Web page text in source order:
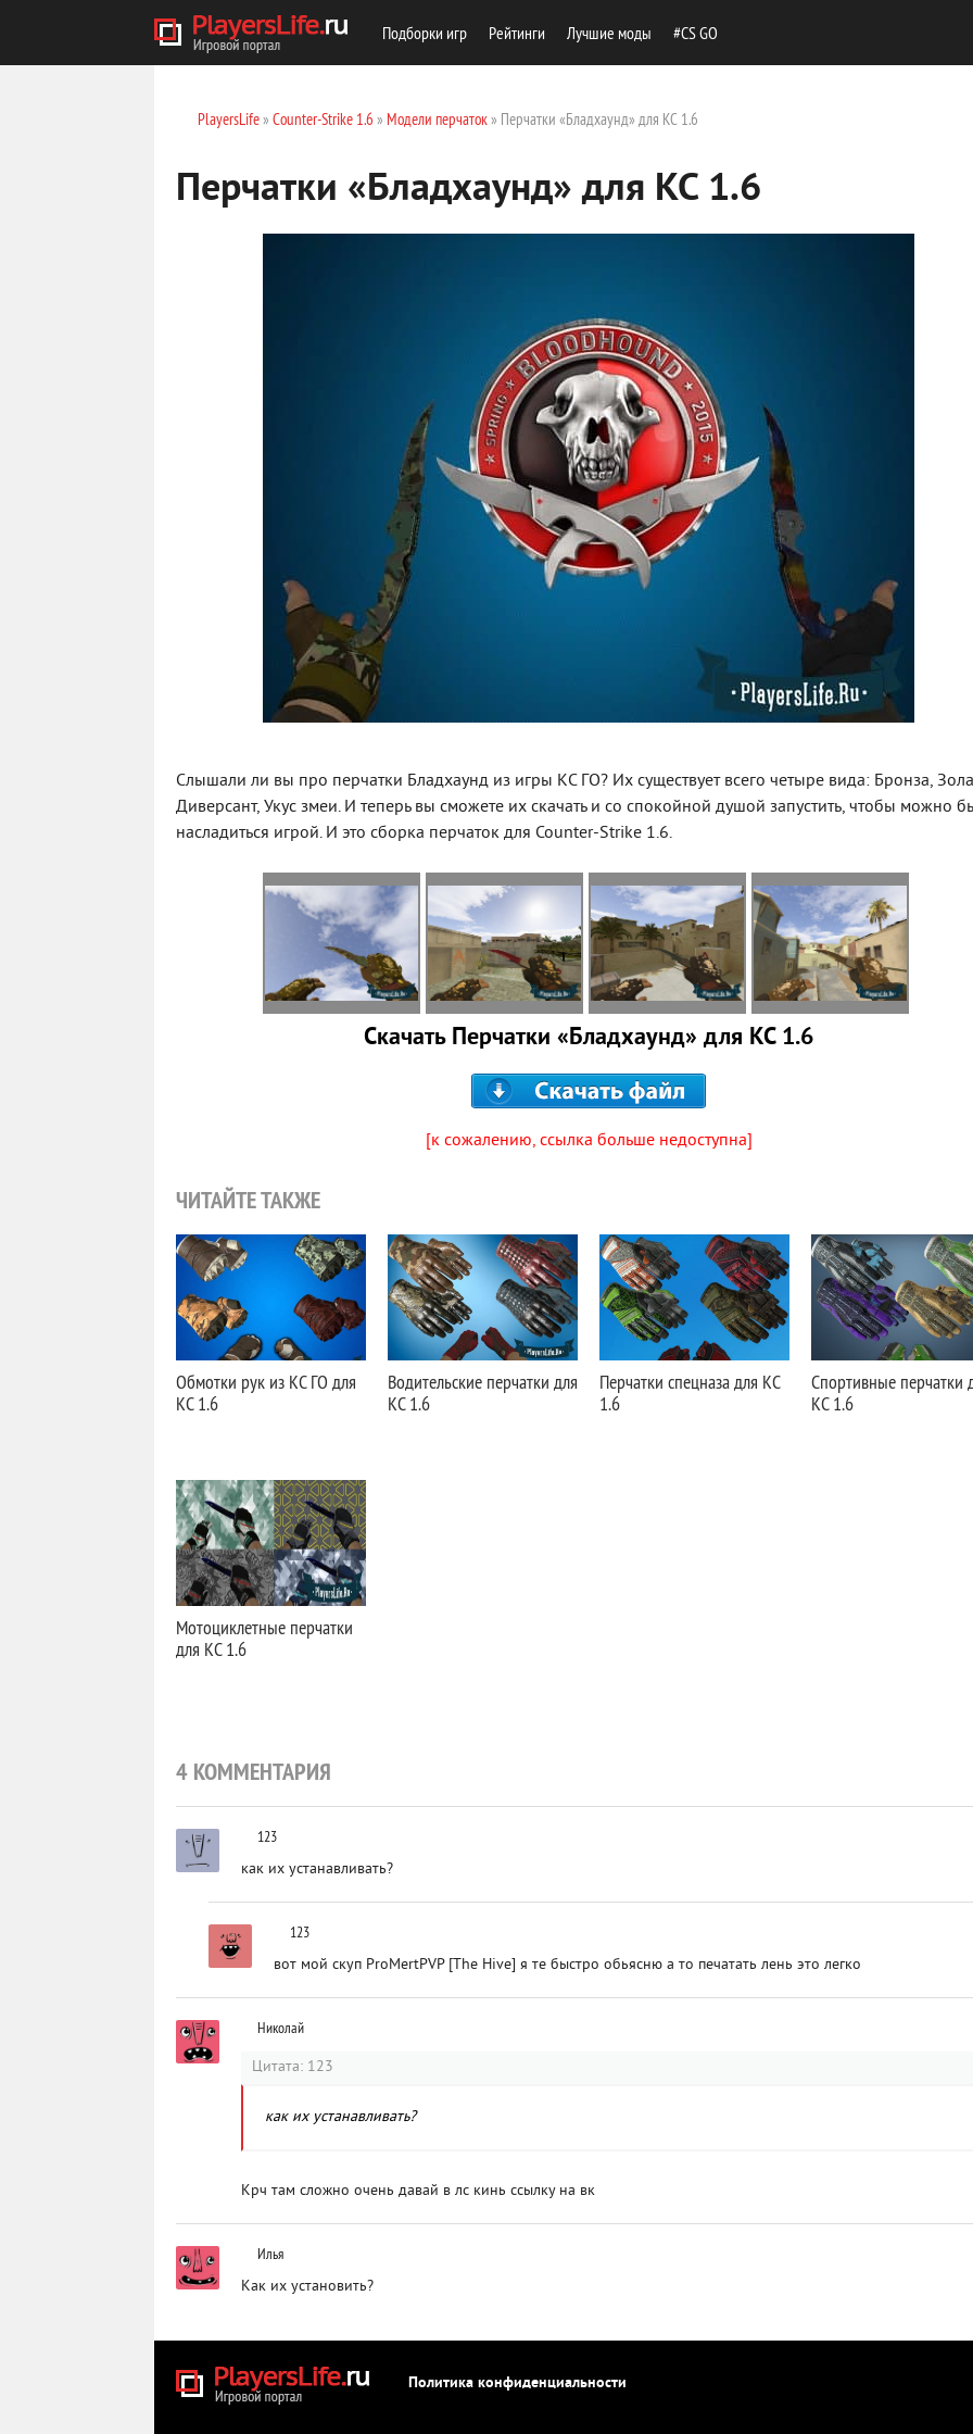
Подборки игр Рейтинги Лучшие моды #CS GO
PlayersLife» Counter-Strike 1.6 » Модели перчаток» Перчатки «Бладхаунд» для КС 1.6
Перчатки «Бладхаунд» для КС 1.6
Слышали ли вы про перчатки Бладхаунд из игры КС ГО? Их существует всего четыре вида: Бронза,
Диверсант, Укус змеи. И теперь вы сможете их скачать и со спокойной душой запустить, чтобы можно
насладиться игрой. И это сборка перчаток для Counter-Strike 1.6.
Скачать Перчатки «Бладхаунд» для КС 1.6
[к сожалению, ссылка больше недоступна]
ЧИТАЙТЕ ТАКЖЕ
Обмотки рук из КС ГО для
КС 1.6
Водительские перчатки для
КС 1.6
Перчатки спецназа для КС
1.6
Спортивные перчатки
КС 1.6
Мотоциклетные перчатки
для КС 1.6
4 КОММЕНТАРИЯ
123
как их устанавливать?
123
вот мой скуп ProMertPVP [The Hive] я те быстро обьясню а то печатать лень это легко
Николай
Цитата: 123
как их устанавливать?
Крч там сложно очень давай в лс кинь ссылку на вк
Илья
Как их установить?
Политика конфиденциальности